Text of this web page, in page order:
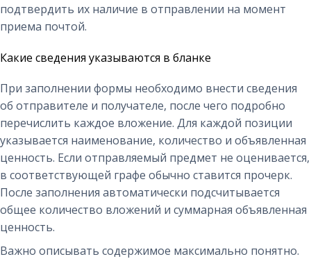
подтвердить их наличие в отправлении на момент
приема почтой.
Какие сведения указываются в бланке
При заполнении формы необходимо внести сведения
об отправителе и получателе, после чего подробно
перечислить каждое вложение. Для каждой позиции
указывается наименование, количество и объявленная
ценность. Если отправляемый предмет не оценивается,
в соответствующей графе обычно ставится прочерк.
После заполнения автоматически подсчитывается
общее количество вложений и суммарная объявленная
ценность.
Важно описывать содержимое максимально понятно.